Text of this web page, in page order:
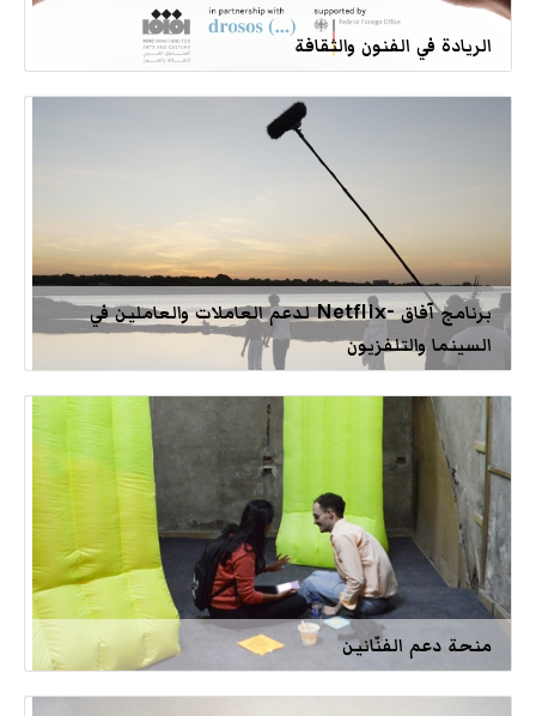
الريادة في الفنون والثقافة
برنامج آفاق -Netflix لدعم العاملات والعاملين في
السينما والتلفزيون
منحة دعم الفنّانين